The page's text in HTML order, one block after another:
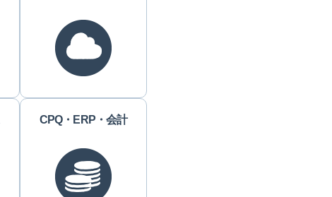
CPQ・ERP・会計